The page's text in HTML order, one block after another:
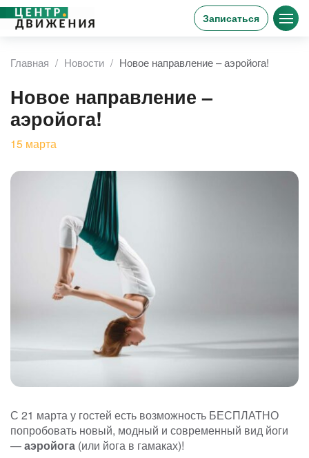
Записаться
Главная Новости Новое направление – аэройога!
Новое направление –
аэройога!
15 марта
С 21 марта у гостей есть возможность БЕСПЛАТНО
попробовать новый, модный и современный вид йоги
—аэройога (или йога в гамаках)!